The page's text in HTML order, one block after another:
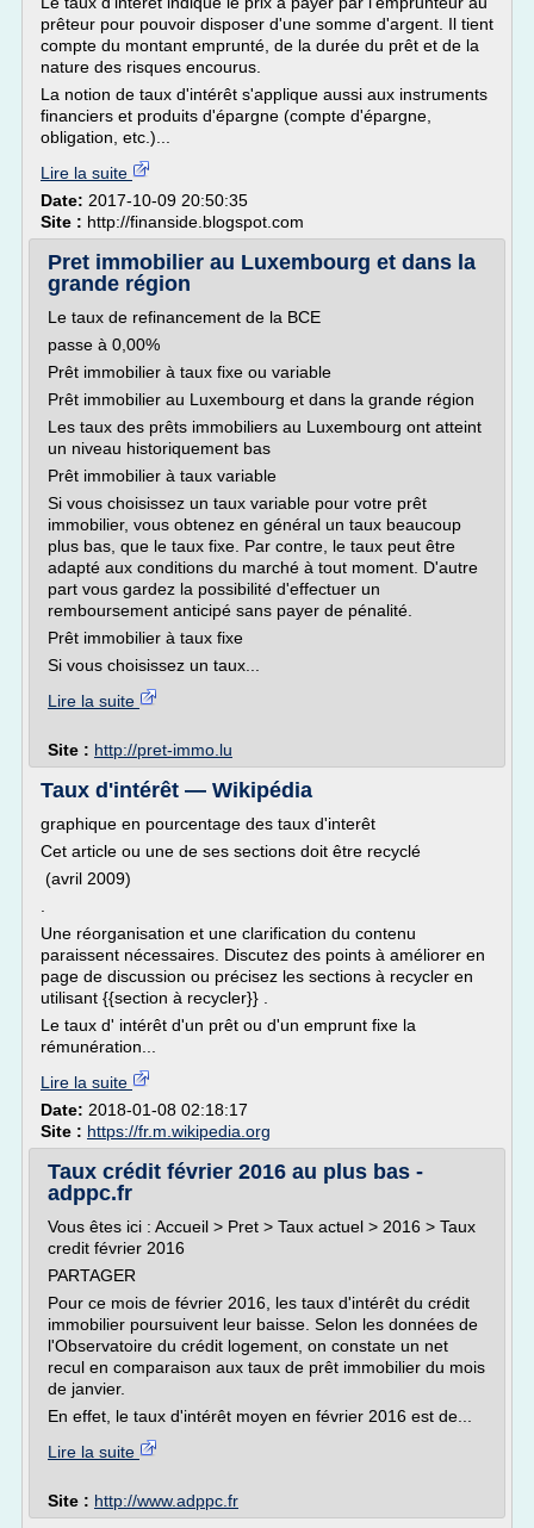
prêteur pour pouvoir disposer d'une somme d'argent. Il tient
compte du montant emprunté, de la durée du prêt et de la
nature des risques encourus.
La notion de taux d'intérêt s'applique aussi aux instruments
financiers et produits d'épargne (compte d'épargne,
obligation, etc.)...
Lire la suite
Date: 2017-10-09 20:50:35
Site : http://finanside.blogspot.com
Pret immobilier au Luxembourg et dans la
grande région
Le taux de refinancement de la BCE
passe à 0,00%
Prêt immobilier à taux fixe ou variable
Prêt immobilier au Luxembourg et dans la grande région
Les taux des prêts immobiliers au Luxembourg ont atteint
un niveau historiquement bas
Prêt immobilier à taux variable
Si vous choisissez un taux variable pour votre prêt
immobilier, vous obtenez en général un taux beaucoup
plus bas, que le taux fixe. Par contre, le taux peut être
adapté aux conditions du marché à tout moment. D'autre
part vous gardez la possibilité d'effectuer un
remboursement anticipé sans payer de pénalité.
Prêt immobilier à taux fixe
Si vous choisissez un taux...
Lire la suite
Site : http://pret-immo.lu
Taux d'intérêt — Wikipédia
graphique en pourcentage des taux d'interêt
Cet article ou une de ses sections doit être recyclé
(avril 2009)
Une réorganisation et une clarification du contenu
paraissent nécessaires. Discutez des points à améliorer en
page de discussion ou précisez les sections à recycler en
utilisant {{section à recycler}} .
Le taux d' intérêt d'un prêt ou d'un emprunt fixe la
rémunération...
Lire la suite
Date: 2018-01-08 02:18:17
Site : https://fr.m.wikipedia.org
Taux crédit février 2016 au plus bas -
adppc.fr
Vous êtes ici : Accueil > Pret > Taux actuel > 2016 > Taux
credit février 2016
PARTAGER
Pour ce mois de février 2016, les taux d'intérêt du crédit
immobilier poursuivent leur baisse. Selon les données de
l'Observatoire du crédit logement, on constate un net
recul en comparaison aux taux de prêt immobilier du mois
de janvier.
En effet, le taux d'intérêt moyen en février 2016 est de...
Lire la suite
Site : http://www.adppc.fr